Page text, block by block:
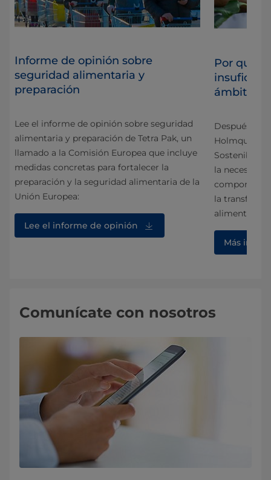
Informe de opinión sobre
seguridad alimentaria y
preparación
Lee el informe de opinión sobre seguridad
alimentaria y preparación de Tetra Pak, un
llamado a la Comisión Europea que incluye
medidas concretas para fortalecer la
preparación y la seguridad alimentaria de la
Unión Europea:
Lee el informe de opinión
Por qué
ámbito
Después de
Holmquist,
la necesidad
componente
la
Más
Comunícate con nosotros